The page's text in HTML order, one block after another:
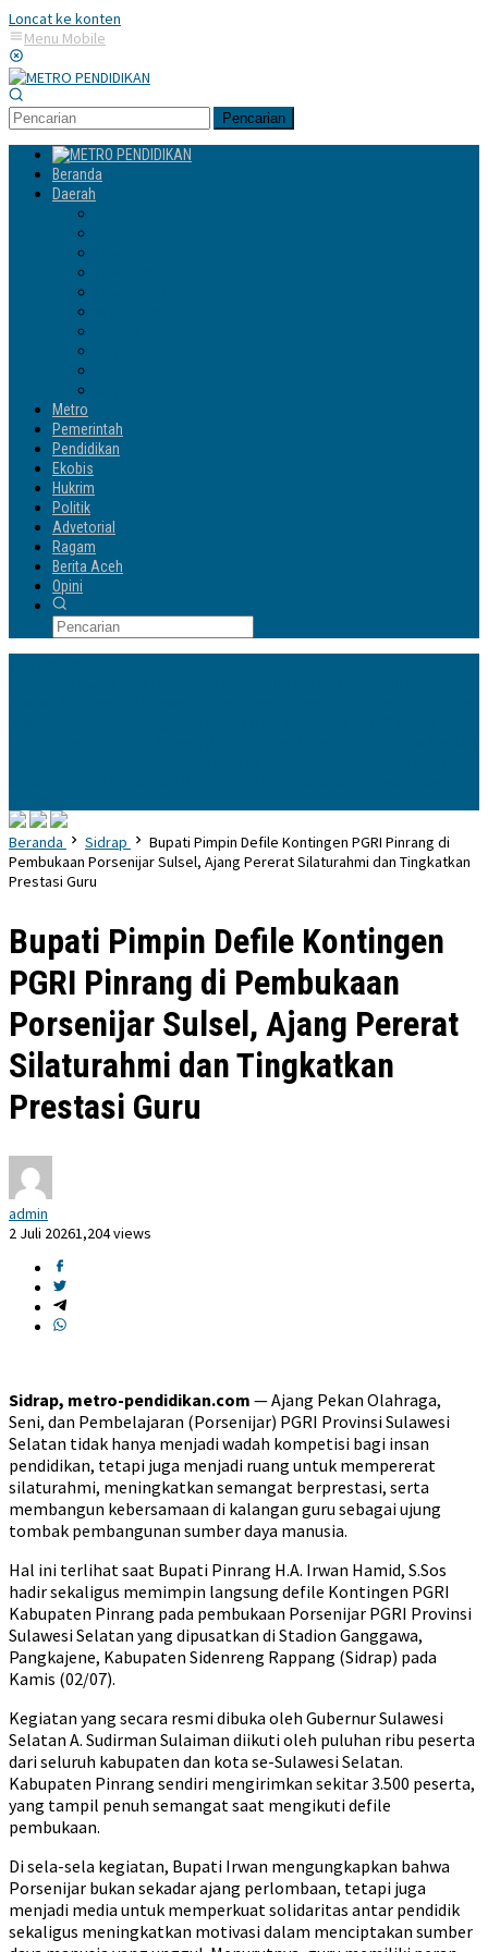
Loncat ke konten
Menu Mobile
Pencarian
Beranda
Daerah
Metro
Pemerintah
Pendidikan
Ekobis
Hukrim
Politik
Advetorial
Ragam
Berita Aceh
Opini
Beranda Sidrap
Bupati Pimpin Defile Kontingen PGRI Pinrang di
Pembukaan Porsenijar Sulsel, Ajang Pererat Silaturahmi dan Tingkatkan
Prestasi Guru
Bupati Pimpin Defile Kontingen
PGRI Pinrang di Pembukaan
Porsenijar Sulsel, Ajang Pererat
Silaturahmi dan Tingkatkan
Prestasi Guru
admin
2 Juli 20261,204 views
Sidrap, metro-pendidikan.com — Ajang Pekan Olahraga,
Seni, dan Pembelajaran (Porsenijar) PGRI Provinsi Sulawesi
Selatan tidak hanya menjadi wadah kompetisi bagi insan
pendidikan, tetapi juga menjadi ruang untuk mempererat
silaturahmi, meningkatkan semangat berprestasi, serta
membangun kebersamaan di kalangan guru sebagai ujung
tombak pembangunan sumber daya manusia.
Hal ini terlihat saat Bupati Pinrang H.A. Irwan Hamid, S.Sos
hadir sekaligus memimpin langsung defile Kontingen PGRI
Kabupaten Pinrang pada pembukaan Porsenijar PGRI Provinsi
Sulawesi Selatan yang dipusatkan di Stadion Ganggawa,
Pangkajene, Kabupaten Sidenreng Rappang (Sidrap) pada
Kamis (02/07).
Kegiatan yang secara resmi dibuka oleh Gubernur Sulawesi
Selatan A. Sudirman Sulaiman diikuti oleh puluhan ribu peserta
dari seluruh kabupaten dan kota se-Sulawesi Selatan.
Kabupaten Pinrang sendiri mengirimkan sekitar 3.500 peserta,
yang tampil penuh semangat saat mengikuti defile
pembukaan.
Di sela-sela kegiatan, Bupati Irwan mengungkapkan bahwa
Porsenijar bukan sekadar ajang perlombaan, tetapi juga
menjadi media untuk memperkuat solidaritas antar pendidik
sekaligus meningkatkan motivasi dalam menciptakan sumber